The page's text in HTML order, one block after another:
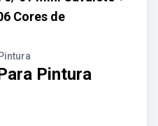
Cores de
Pintura